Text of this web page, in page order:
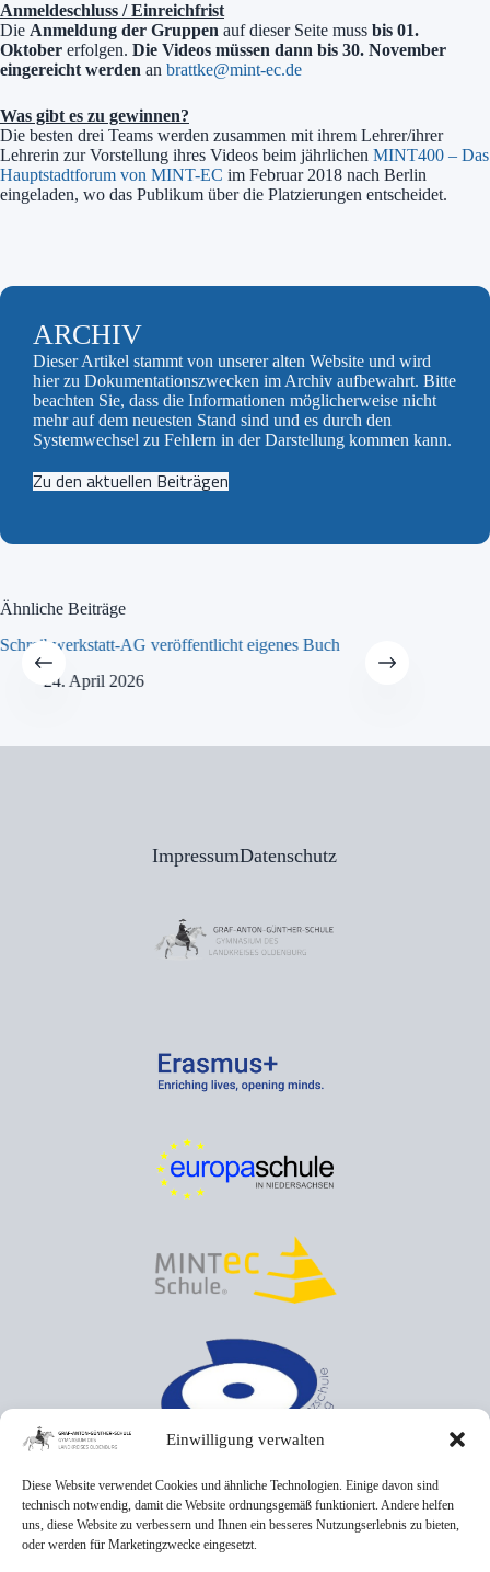
Einwilligung verwalten
Diese Website verwendet Cookies und ähnliche Technologien. Einige davon sind
technisch notwendig, damit die Website ordnungsgemäß funktioniert. Andere helfen
uns, diese Website zu verbessern und Ihnen ein besseres Nutzungserlebnis zu bieten,
oder werden für Marketingzwecke eingesetzt.
Anmeldeschluss / Einreichfrist
Die Anmeldung der Gruppen auf dieser Seite muss bis 01.
Oktober erfolgen. Die Videos müssen dann bis 30. November
eingereicht werden an brattke@mint-ec.de
Was gibt es zu gewinnen?
Die besten drei Teams werden zusammen mit ihrem Lehrer/ihrer
Lehrerin zur Vorstellung ihres Videos beim jährlichen MINT400 – Das
Hauptstadtforum von MINT-EC im Februar 2018 nach Berlin
eingeladen, wo das Publikum über die Platzierungen entscheidet.
ARCHIV
Dieser Artikel stammt von unserer alten Website und wird
hier zu Dokumentationszwecken im Archiv aufbewahrt. Bitte
beachten Sie, dass die Informationen möglicherweise nicht
mehr auf dem neuesten Stand sind und es durch den
Systemwechsel zu Fehlern in der Darstellung kommen kann.
Zu den aktuellen Beiträgen
Ähnliche Beiträge
Schreibwerkstatt-AG veröffentlicht eigenes Buch
24. April 2026
ImpressumDatenschutz